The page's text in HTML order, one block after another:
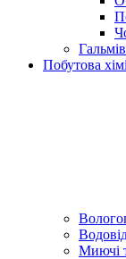
Побутова
Миючі